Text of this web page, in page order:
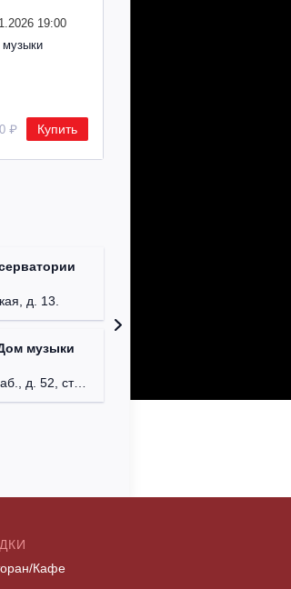
19:00
₽ Купить
д. 13.
музыки
д. 52, стр. 8.
Кафе